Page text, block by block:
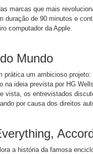
marcas que mais
duração de 90 minutos e
computador da Apple.
Mundo
prática um ambicioso
ideia prevista por HG
vista, os entrevistados
por causa dos direitos
a história da famosa